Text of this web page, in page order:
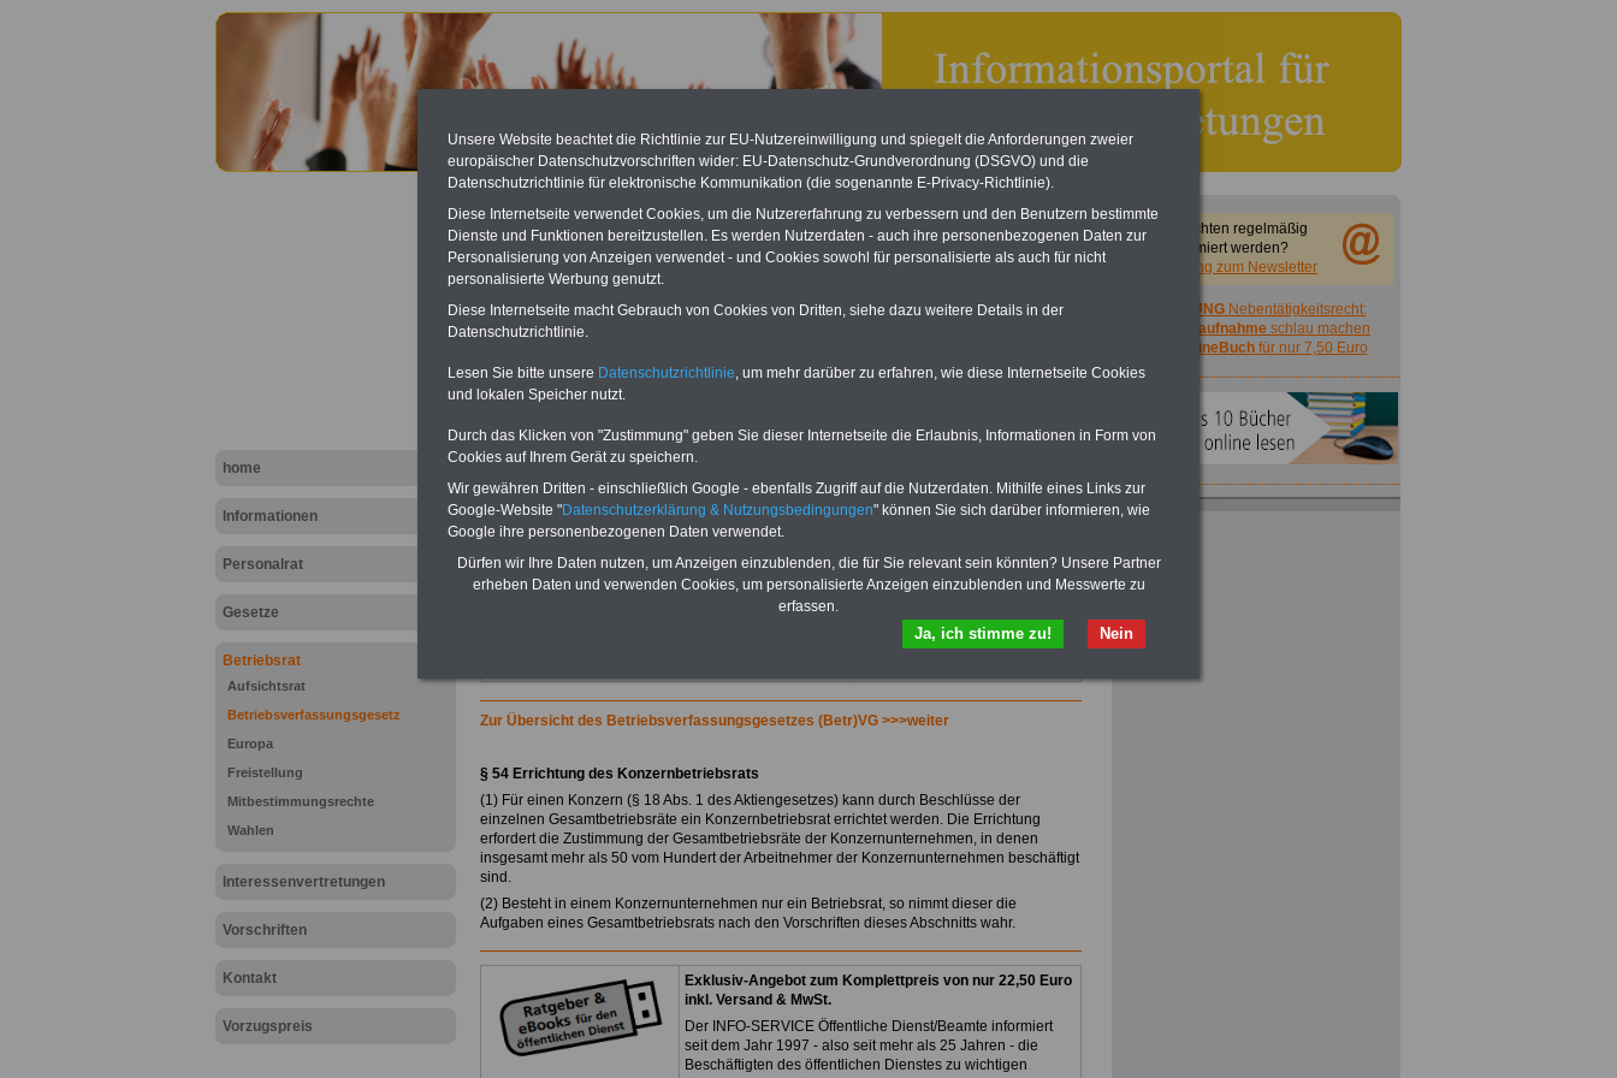
home
Informationen
Personalrat
Gesetze
Betriebsrat
Aufsichtsrat
Betriebsverfassungsgesetz
Europa
Freistellung
Mitbestimmungsrechte
Wahlen
Interessenvertretungen
Vorschriften
Kontakt
Vorzugspreis
Betriebsverfassungsgesetz (BetrVG): § 54 Errichtung des
Konzernbetriebsrats
eBook zum Tarifrecht
Das beliebte eBook wurde im
Beschäftigte - TVöD und TV-L -
sowie den
Bezüge für Studierende von
Bund, Länder und Kommunen.
eBooks Tarifrecht
Zur Übersicht des Betriebsverfassungsgesetzes (Betr)VG >>>weiter
§ 54 Errichtung des Konzernbetriebsrats
(1) Für einen Konzern (§ 18 Abs. 1 des Aktiengesetzes) kann durch Beschlüsse der
einzelnen Gesamtbetriebsräte ein Konzernbetriebsrat errichtet werden. Die Errichtung
erfordert die Zustimmung der Gesamtbetriebsräte der Konzernunternehmen, in denen
insgesamt mehr als 50 vom Hundert der Arbeitnehmer der Konzernunternehmen beschäftigt
sind.
(2) Besteht in einem Konzernunternehmen nur ein Betriebsrat, so nimmt dieser die
Aufgaben eines Gesamtbetriebsrats nach den Vorschriften dieses Abschnitts wahr.
Exklusiv-Angebot zum Komplettpreis von nur 22,50 Euro
inkl. Versand & MwSt.
Der INFO-SERVICE Öffentliche Dienst/Beamte informiert
seit dem Jahr 1997 - also seit mehr als 25 Jahren - die
Beschäftigten des öffentlichen Dienstes zu wichtigen
Sie möchten regelmäßig
informiert werden?
Anmeldung zum Newsletter
ACHTUNGNebentätigkeitsrecht:
vor Jobaufnahme schlau machen
OnlineBuchfür nur 7,50 Euro
Unsere Website beachtet die Richtlinie zur EU-Nutzereinwilligung und spiegelt die Anforderungen zweier
europäischer Datenschutzvorschriften wider: EU-Datenschutz-Grundverordnung (DSGVO) und die
Datenschutzrichtlinie für elektronische Kommunikation (die sogenannte E-Privacy-Richtlinie).
Diese Internetseite verwendet Cookies, um die Nutzererfahrung zu verbessern und den Benutzern bestimmte
Dienste und Funktionen bereitzustellen. Es werden Nutzerdaten - auch ihre personenbezogenen Daten zur
Personalisierung von Anzeigen verwendet - und Cookies sowohl für personalisierte als auch für nicht
personalisierte Werbung genutzt.
Diese Internetseite macht Gebrauch von Cookies von Dritten, siehe dazu weitere Details in der
Datenschutzrichtlinie.
Lesen Sie bitte unsere Datenschutzrichtlinie, um mehr darüber zu erfahren, wie diese Internetseite Cookies
und lokalen Speicher nutzt.
Durch das Klicken von "Zustimmung" geben Sie dieser Internetseite die Erlaubnis, Informationen in Form von
Cookies auf Ihrem Gerät zu speichern.
Wir gewähren Dritten - einschließlich Google - ebenfalls Zugriff auf die Nutzerdaten. Mithilfe eines Links zur
Google-Website "Datenschutzerklärung & Nutzungsbedingungen" können Sie sich darüber informieren, wie
Google ihre personenbezogenen Daten verwendet.
Dürfen wir Ihre Daten nutzen, um Anzeigen einzublenden, die für Sie relevant sein könnten? Unsere Partner
erheben Daten und verwenden Cookies, um personalisierte Anzeigen einzublenden und Messwerte zu
erfassen.
Nein
Ja, ich stimme zu!